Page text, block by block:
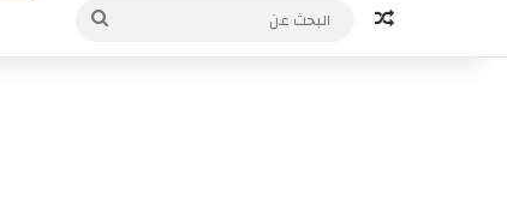
مقالة عشوائية
البحث
عن